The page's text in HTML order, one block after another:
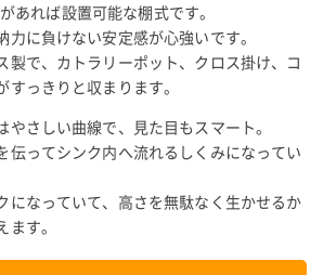
あれば設置可能な棚式です。
力に負けない安定感が心強いです。
製で、カトラリーポット、クロス掛け、コ
っきりと収まります。
さしい曲線で、見た目もスマート。
伝ってシンク内へ流れるしくみになってい
になっていて、高さを無駄なく生かせるか
す。